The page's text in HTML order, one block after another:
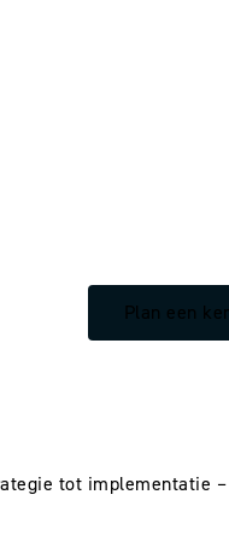
Plan een
tot implementatie